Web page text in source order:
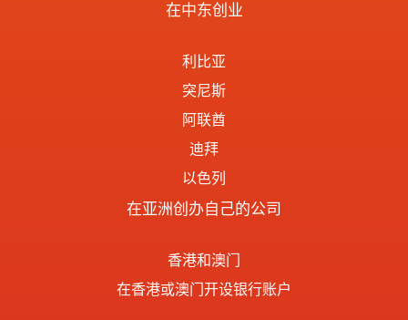
在中东创业
利比亚
突尼斯
阿联酋
迪拜
以色列
在亚洲创办自己的公司
香港和澳门
在香港或澳门开设银行账户